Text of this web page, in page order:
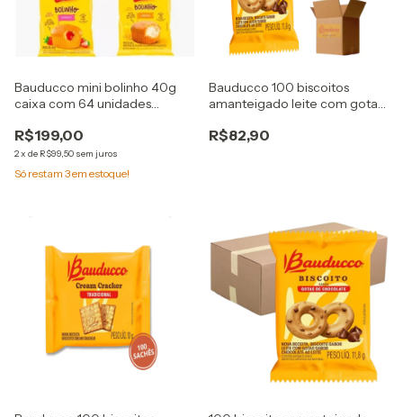
Bauducco mini bolinho 40g
caixa com 64 unidades
R$199,00
2x de R$99,50 sem juros
Só restam 3em estoque!
Bauducco 100 biscoitos
amanteigado leite com gotas
R$82,90